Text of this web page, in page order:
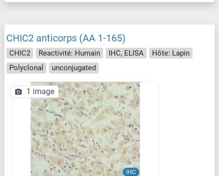
CHIC2 anticorps (AA 1-165)
CHIC2 Reactivité: Humain IHC, ELISA
Hôte: Lapin
Polyclonal
unconjugated
IHC
1 image